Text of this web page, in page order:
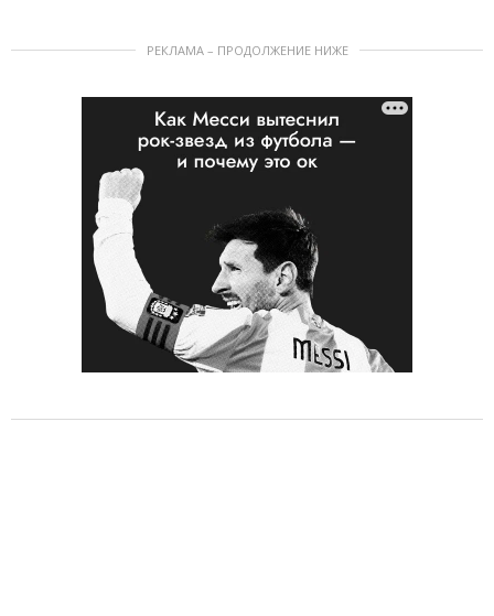
РЕКЛАМА – ПРОДОЛЖЕНИЕ НИЖЕ